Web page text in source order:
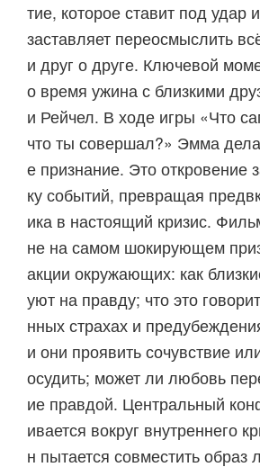
тие, которое ставит под удар
заставляет переосмыслить
и друг о друге. Ключевой
о время ужина с близкими
и Рейчел. В ходе игры «Что
что ты совершал?» Эмма
е признание. Это откровение
ку событий, превращая
ика в настоящий кризис.
не на самом шокирующем
акции окружающих: как
уют на правду; что это
нных страхах и
и они проявить сочувствие
осудить; может ли любовь
ие правдой. Центральный
ивается вокруг внутреннего
н пытается совместить